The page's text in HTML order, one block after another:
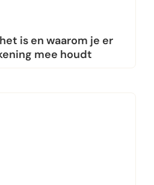
is en waarom je er
mee houdt